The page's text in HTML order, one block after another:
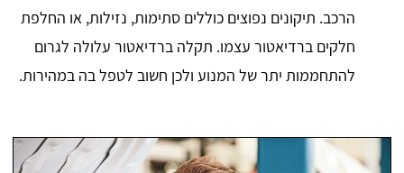
הרכב. תיקונים נפוצים כוללים סתימות, נזילות, או החלפת
חלקים ברדיאטור עצמו. תקלה ברדיאטור עלולה לגרום
להתחממות יתר של המנוע ולכן חשוב לטפל בה במהירות.